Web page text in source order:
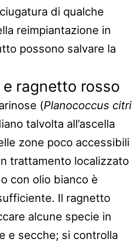
di qualche
reimpiantazione in
possono salvare la
ragnetto rosso
(Planococcus citri
talvolta all’ascella
zone poco accessibili
trattamento localizzato
con olio bianco è
Il ragnetto
alcune specie in
e secche; si controlla